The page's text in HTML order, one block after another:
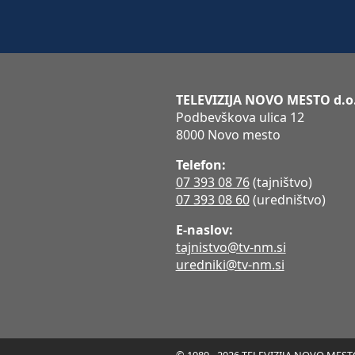
TELEVIZIJA NOVO MESTO
Podbevškova ulica 12
8000 Novo mesto
Telefon:
07 393 08 76(tajništvo)
07 393 08 60(uredništvo)
E-naslov:
tajnistvo@tv-nm.si
uredniki@tv-nm.si